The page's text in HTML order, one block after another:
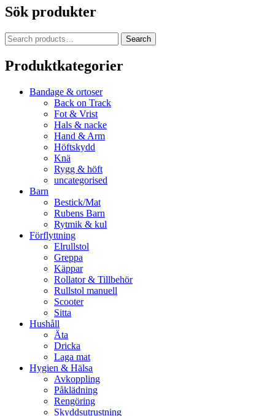
Sök produkter
Search
for:
Search
Produktkategorier
Bandage & ortoser
Back on Track
Fot & Vrist
Hals & nacke
Hand & Arm
Höftskydd
Knä
Rygg & höft
uncategorised
Barn
Bestick/Mat
Rubens Barn
Rytmik & kul
Förflyttning
Elrullstol
Greppa
Käppar
Rollator & Tillbehör
Rullstol manuell
Scooter
Sitta
Hushåll
Äta
Dricka
Laga mat
Hygien & Hälsa
Avkoppling
Påklädning
Rengöring
Skyddsutrustning